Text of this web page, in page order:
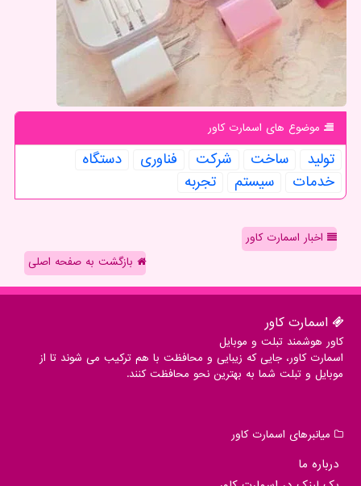
موضوع های اسمارت كاور
تولید ساخت شركت فناوری
دستگاه
خدمات
سیستم تجربه
اخبار اسمارت کاور
بازگشت به صفحه اصلی
اسمارت كاور
کاور هوشمند تبلت و موبایل
اسمارت کاور، جایی که زیبایی و محافظت با هم ترکیب می شوند تا از
موبایل و تبلت شما به بهترین نحو محافظت کنند.
میانبرهای اسمارت كاور
درباره ما